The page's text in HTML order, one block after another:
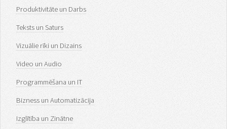
Produktivitāte un Darbs
Teksts un Saturs
Vizuālie rīki un Dizains
Video un Audio
Programmēšana un IT
Bizness un Automatizācija
Izglītība un Zinātne